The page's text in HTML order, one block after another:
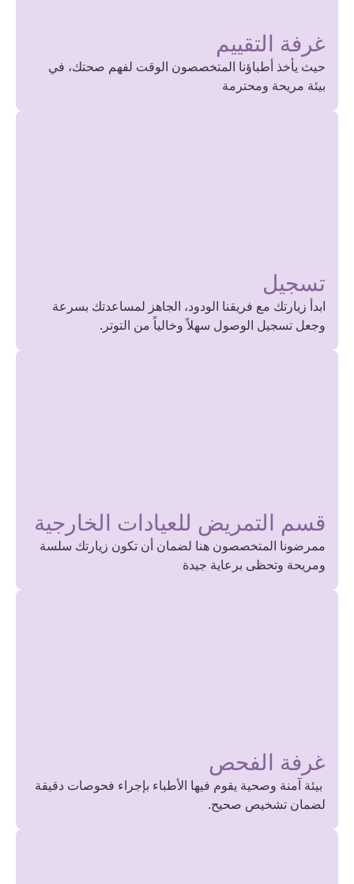
غرفة التقييم
حيث يأخذ أطباؤنا المتخصصون الوقت لفهم صحتك، في
بيئة مريحة ومحترمة
تسجيل
ابدأ زيارتك مع فريقنا الودود، الجاهز لمساعدتك بسرعة
وجعل تسجيل الوصول سهلاً وخالياً من التوتر.
قسم التمريض للعيادات الخارجية
ممرضونا المتخصصون هنا لضمان أن تكون زيارتك سلسة
ومريحة وتحظى برعاية جيدة
غرفة الفحص
بيئة آمنة وصحية يقوم فيها الأطباء بإجراء فحوصات دقيقة
لضمان تشخيص صحيح.